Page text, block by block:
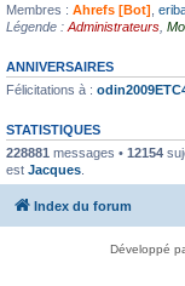
Membres : Ahrefs [Bot]
Légende : Administrateurs
ANNIVERSAIRES
Félicitations à :
STATISTIQUES
228881 messages • 12154
est Jacques
Index du forum
Développé